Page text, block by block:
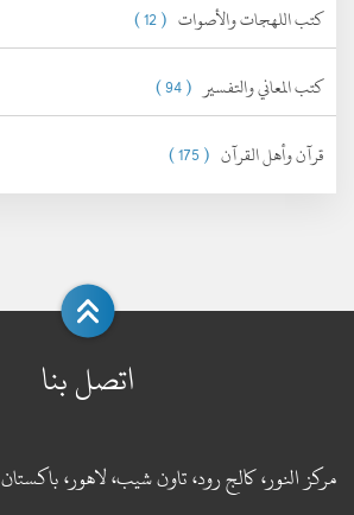
كتب اللهجات والأصوات ( 12 )
كتب المعاني والتفسير ( 94 )
قرآن وأهل القرآن ( 175 )
اتصل بنا
مركز النور، كالج رود، تاون شيب، لاهور، باكستان